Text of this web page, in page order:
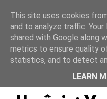
Go_A
This site uses cookies
and to analyze traffic.
shared with Google along
metrics to ensure quality
statistics, and to detect
LEARN